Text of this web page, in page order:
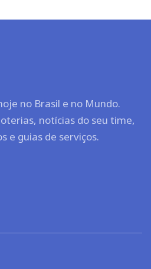
no Brasil e no Mundo.
notícias do seu time,
e guias de serviços.